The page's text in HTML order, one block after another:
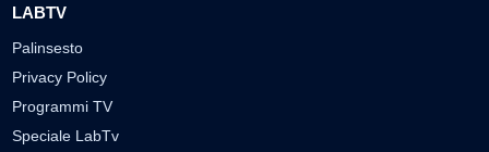
LABTV
Palinsesto
Privacy Policy
Programmi TV
Speciale LabTv